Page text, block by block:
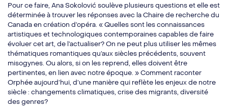
Pour ce faire, Ana Sokolović soulève plusieurs questions et elle est
déterminée à trouver les réponses avec la Chaire de recherche du
Canada en création d’opéra. « Quelles sont les connaissances
artistiques et technologiques contemporaines capables de faire
évoluer cet art, de l’actualiser? On ne peut plus utiliser les mêmes
thématiques romantiques qu’aux siècles précédents, souvent
misogynes. Ou alors, si on les reprend, elles doivent être
pertinentes, en lien avec notre époque. » Comment raconter
Orphée aujourd’hui, d’une manière qui reflète les enjeux de notre
siècle : changements climatiques, crise des migrants, diversité
des genres?